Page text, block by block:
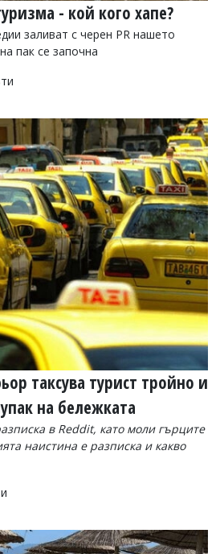
- кой кого хапе?
заливат с черен PR нашето
пак се започна
таксува турист тройно и
на бележката
в Reddit, като моли гърците
наистина е разписка и какво